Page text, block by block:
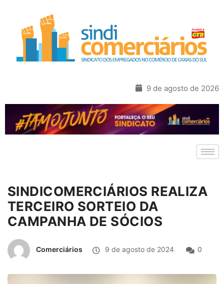
9 de agosto de 2026
SINDICOMERCIÁRIOS REALIZA
TERCEIRO SORTEIO DA
CAMPANHA DE SÓCIOS
Comerciários 9 de agosto de 2024 0